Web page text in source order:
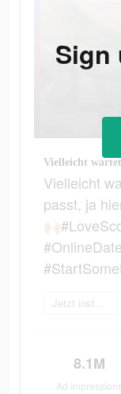
Vielleicht
passt, ja
Jetzt installieren
8.1M
Ad Impressions
Sign